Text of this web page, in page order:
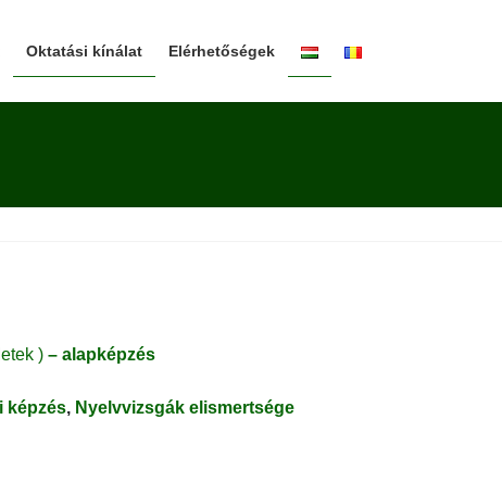
Oktatási kínálat Elérhetőségek
) – alapképzés
képzés, Nyelvvizsgák elismertsége